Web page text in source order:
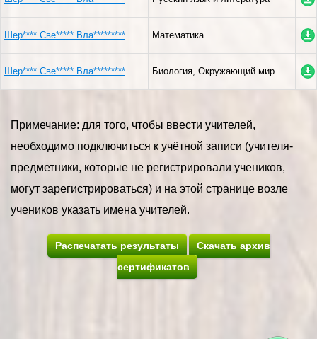
Шер**** Све***** Вла********* Математика
Шер**** Све***** Вла********* Биология, Окружающий мир
Примечание: для того, чтобы ввести учителей,
необходимо подключиться к учётной записи (учителя-
предметники, которые не регистрировали учеников,
могут зарегистрироваться) и на этой странице возле
учеников указать имена учителей.
Распечатать результаты
Скачать архив
сертификатов